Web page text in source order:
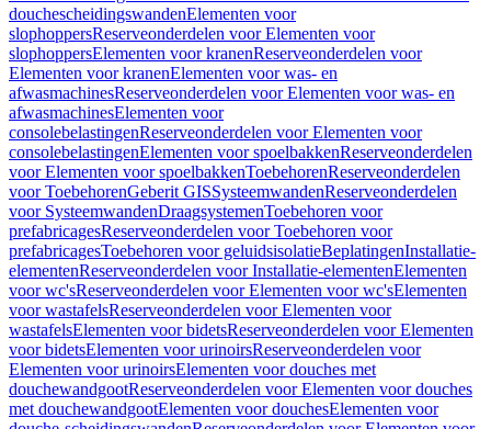
douchescheidingswandenElementen voor
slophoppersReserveonderdelen voor Elementen voor
slophoppersElementen voor kranenReserveonderdelen voor
Elementen voor kranenElementen voor was- en
afwasmachinesReserveonderdelen voor Elementen voor was- en
afwasmachinesElementen voor
consolebelastingenReserveonderdelen voor Elementen voor
consolebelastingenElementen voor spoelbakkenReserveonderdelen
voor Elementen voor spoelbakkenToebehorenReserveonderdelen
voor ToebehorenGeberit GISSysteemwandenReserveonderdelen
voor SysteemwandenDraagsystemenToebehoren voor
prefabricagesReserveonderdelen voor Toebehoren voor
prefabricagesToebehoren voor geluidsisolatieBeplatingenInstallatie-
elementenReserveonderdelen voor Installatie-elementenElementen
voor wc'sReserveonderdelen voor Elementen voor wc'sElementen
voor wastafelsReserveonderdelen voor Elementen voor
wastafelsElementen voor bidetsReserveonderdelen voor Elementen
voor bidetsElementen voor urinoirsReserveonderdelen voor
Elementen voor urinoirsElementen voor douches met
douchewandgootReserveonderdelen voor Elementen voor douches
met douchewandgootElementen voor douchesElementen voor